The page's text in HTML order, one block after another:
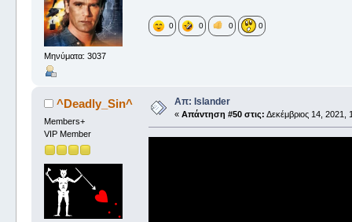
Μηνύματα: 3037
0 0 0 0
^Deadly_Sin^
Members+
VIP Member
Απ: Islander
« Απάντηση #50 στις: Δεκέμβριος 14, 2021,